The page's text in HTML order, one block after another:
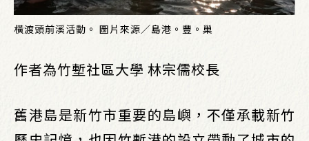
橫渡頭前溪活動。 圖片來源／島港。豐。巢
作者為竹塹社區大學 林宗儒校長
舊港島是新竹市重要的島嶼，不僅承載新竹